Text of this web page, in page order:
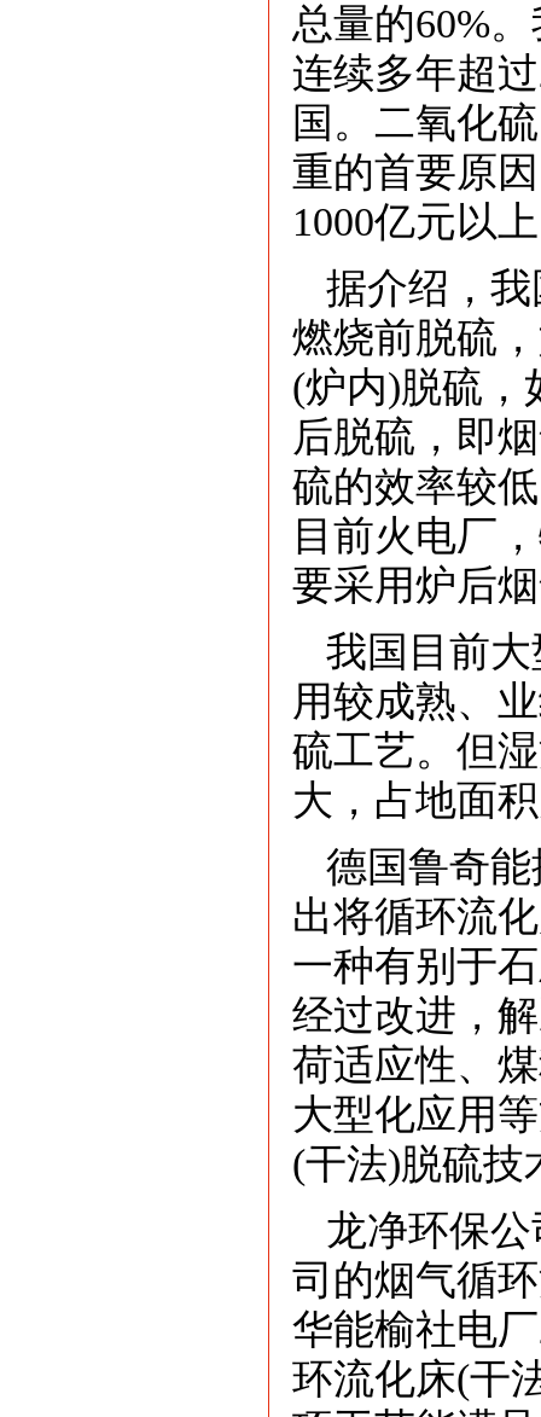
总量的60%
连续多年超
国。二氧化
重的首要原
1000亿元以
据介绍，
燃烧前脱硫
(炉内)脱硫，
后脱硫，即
硫的效率较
目前火电厂
要采用炉后
我国目前
用较成熟、
硫工艺。但
大，占地面
德国鲁奇
出将循环流
一种有别于
经过改进，
荷适应性、
大型化应用
(干法)脱硫技
龙净环保
司的烟气循
华能榆社电
环流化床(干